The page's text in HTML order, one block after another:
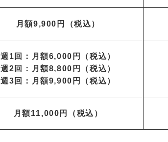
月額9,900円（税込）
週1回：月額6,000円（税込）
週2回：月額8,800円（税込）
週3回：月額9,900円（税込）
月額11,000円（税込）